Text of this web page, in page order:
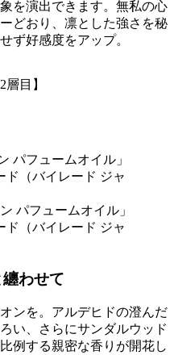
を演出できます。無私の心
どおり、凛とした強さを秘
ず好感度をアップ。
目】
パフュームオイル」
ド（バイレード ジャ
わせて
ンを。アルデヒドの澄んだ
い、さらにサンダルウッド
例する親密な香りが開花し